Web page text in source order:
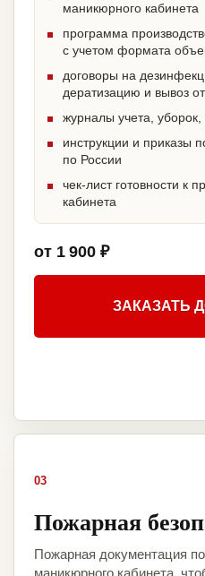
маникюрного кабинета
программа
с учетом формата
договоры на
дератизацию и вывоз
журналы учета,
инструкции и приказы
по России
чек-лист готовности к
кабинета
от 1 900 ₽
ЗАКАЗАТЬ
03
Пожарная
Пожарная документация
маникюрного кабинета,